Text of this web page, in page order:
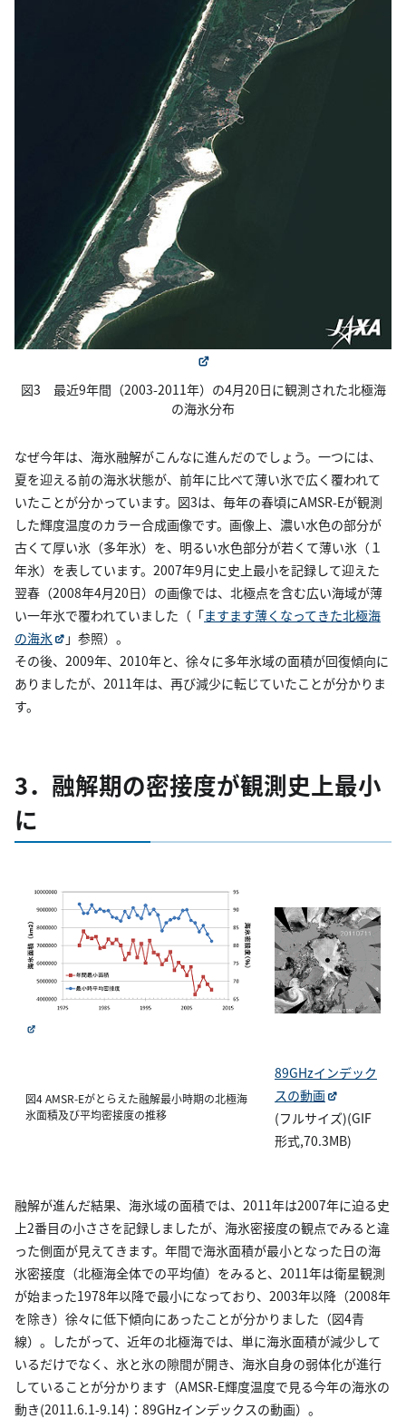
図3 最近9年間（2003-2011年）の4月20日に観測された北極海
の海氷分布
なぜ今年は、海氷融解がこんなに進んだのでしょう。一つには、
夏を迎える前の海氷状態が、前年に比べて薄い氷で広く覆われて
いたことが分かっています。図3は、毎年の春頃にAMSR-Eが観測
した輝度温度のカラー合成画像です。画像上、濃い水色の部分が
古くて厚い氷（多年氷）を、明るい水色部分が若くて薄い氷（１
年氷）を表しています。2007年9月に史上最小を記録して迎えた
翌春（2008年4月20日）の画像では、北極点を含む広い海域が薄
い一年氷で覆われていました（「ますます薄くなってきた北極海
の海氷
」参照）。
その後、2009年、2010年と、徐々に多年氷域の面積が回復傾向に
ありましたが、2011年は、再び減少に転じていたことが分かりま
す。
3．融解期の密接度が観測史上最小
に
図4 AMSR-Eがとらえた融解最小時期の北極海
氷面積及び平均密接度の推移
89GHzインデック
スの動画
(フルサイズ)(GIF
形式,70.3MB)
融解が進んだ結果、海氷域の面積では、2011年は2007年に迫る史
上2番目の小ささを記録しましたが、海氷密接度の観点でみると違
った側面が見えてきます。年間で海氷面積が最小となった日の海
氷密接度（北極海全体での平均値）をみると、2011年は衛星観測
が始まった1978年以降で最小になっており、2003年以降（2008年
を除き）徐々に低下傾向にあったことが分かりました（図4青
線）。したがって、近年の北極海では、単に海氷面積が減少して
いるだけでなく、氷と氷の隙間が開き、海氷自身の弱体化が進行
していることが分かります（AMSR-E輝度温度で見る今年の海氷の
動き(2011.6.1-9.14)：89GHzインデックスの動画）。